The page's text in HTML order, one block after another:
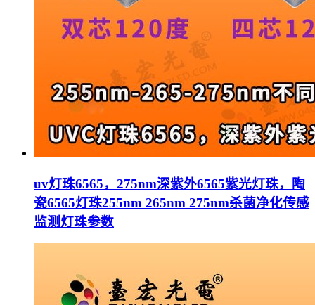
uv灯珠6565，275nm深紫外6565紫光灯珠，陶
瓷6565灯珠255nm 265nm 275nm杀菌净化传感
监测灯珠参数